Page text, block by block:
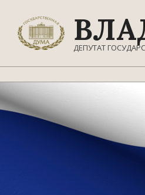
содержимому
ДЕПУТАТ